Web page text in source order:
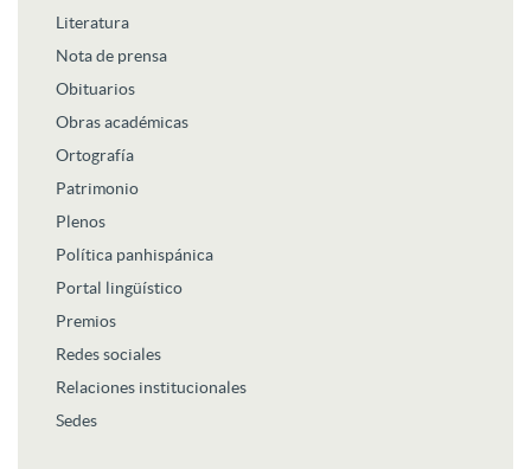
Literatura
Nota de prensa
Obituarios
Obras académicas
Ortografía
Patrimonio
Plenos
Política panhispánica
Portal lingüístico
Premios
Redes sociales
Relaciones institucionales
Sedes